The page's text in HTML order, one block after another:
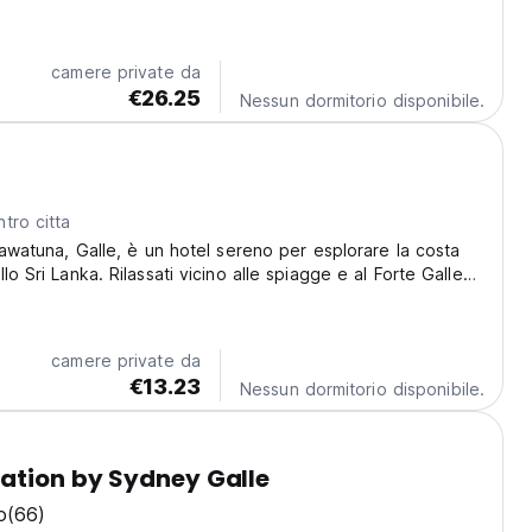
camere private da
€26.25 Nessun dormitorio disponibile.
citta
Galle, è un hotel sereno per esplorare la costa
Sri Lanka. Rilassati vicino alle spiagge e al Forte Galle
camere private da
€13.23 Nessun dormitorio disponibile.
by Sydney Galle
(66)